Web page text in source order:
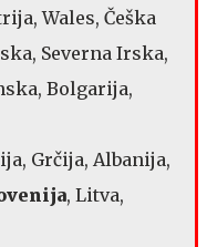
Wales, Češka
Severna Irska,
Bolgarija,
Grčija, Albanija,
, Litva,